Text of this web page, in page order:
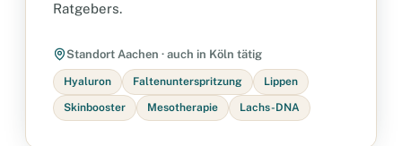
Ratgebers.
Standort Aachen · auch in Köln tätig
Hyaluron Faltenunterspritzung Lippen
Skinbooster Mesotherapie Lachs-DNA